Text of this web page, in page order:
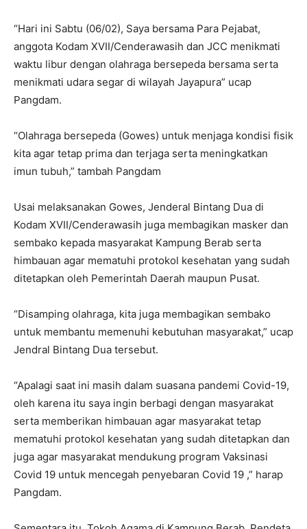
“Hari ini Sabtu (06/02), Saya bersama Para Pejabat,
anggota Kodam XVII/Cenderawasih dan JCC menikmati
waktu libur dengan olahraga bersepeda bersama serta
menikmati udara segar di wilayah Jayapura” ucap
Pangdam.
“Olahraga bersepeda (Gowes) untuk menjaga kondisi fisik
kita agar tetap prima dan terjaga serta meningkatkan
imun tubuh,” tambah Pangdam
Usai melaksanakan Gowes, Jenderal Bintang Dua di
Kodam XVII/Cenderawasih juga membagikan masker dan
sembako kepada masyarakat Kampung Berab serta
himbauan agar mematuhi protokol kesehatan yang sudah
ditetapkan oleh Pemerintah Daerah maupun Pusat.
“Disamping olahraga, kita juga membagikan sembako
untuk membantu memenuhi kebutuhan masyarakat,” ucap
Jendral Bintang Dua tersebut.
“Apalagi saat ini masih dalam suasana pandemi Covid-19,
oleh karena itu saya ingin berbagi dengan masyarakat
serta memberikan himbauan agar masyarakat tetap
mematuhi protokol kesehatan yang sudah ditetapkan dan
juga agar masyarakat mendukung program Vaksinasi
Covid 19 untuk mencegah penyebaran Covid 19 ,” harap
Pangdam.